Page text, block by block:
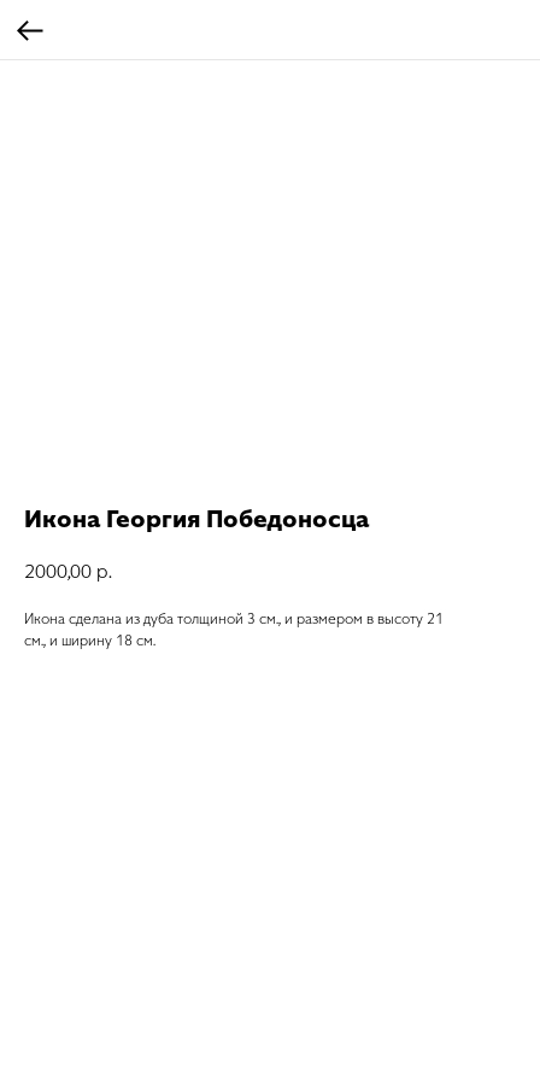
Икона Георгия Победоносца
2000,00 р.
Икона сделана из дуба толщиной 3 см., и размером в высоту 21
см., и ширину 18 см.